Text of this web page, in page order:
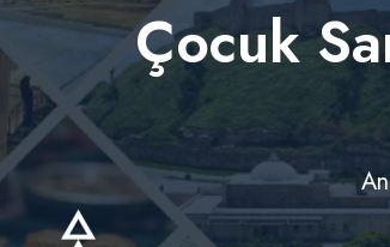
Çocuk